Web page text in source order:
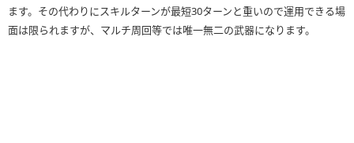
ます。その代わりにスキルターンが最短30ターンと重いので運用できる場
面は限られますが、マルチ周回等では唯一無二の武器になります。